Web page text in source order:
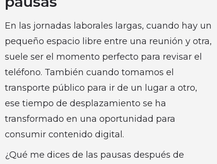
En las jornadas laborales largas, cuando hay un
pequeño espacio libre entre una reunión y otra,
suele ser el momento perfecto para revisar el
teléfono. También cuando tomamos el
transporte público para ir de un lugar a otro,
ese tiempo de desplazamiento se ha
transformado en una oportunidad para
consumir contenido digital.
¿Qué me dices de las pausas después de